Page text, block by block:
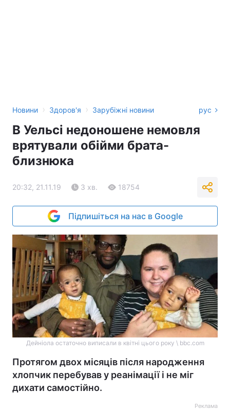
Новини › Здоров'я › Зарубіжні новини рус
В Уельсі недоношене немовля
врятували обійми брата-
близнюка
20:32, 21.11.19 3 хв. 18754
Підпишіться на нас в Google
Дейніола остаточно виписали в квітні цього року \ bbc.com
Протягом двох місяців після народження
хлопчик перебував у реанімації і не міг
дихати самостійно.
Реклама